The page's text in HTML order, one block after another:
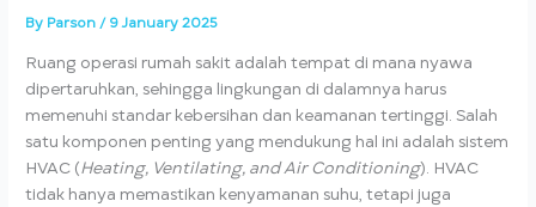
By Parson/9 January 2025
Ruang operasi rumah sakit adalah tempat di mana nyawa
dipertaruhkan, sehingga lingkungan di dalamnya harus
memenuhi standar kebersihan dan keamanan tertinggi. Salah
satu komponen penting yang mendukung hal ini adalah sistem
HVAC (Heating, Ventilating, and Air Conditioning). HVAC
tidak hanya memastikan kenyamanan suhu, tetapi juga